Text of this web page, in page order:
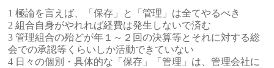
1 極論を言えば、「保存」と「管理」は全てやるべき
2 組合自身がやれれば経費は発生しないで済む
3 管理組合の殆どが年１～２回の決算等とそれに対する総
会での承認等くらいしか活動できていない
4 日々の個別・具体的な「保存」「管理」は、管理会社に